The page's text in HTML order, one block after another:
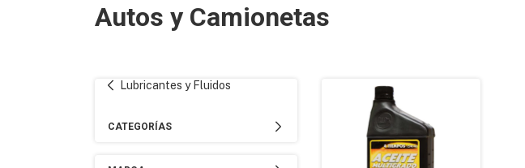
Autos y Camionetas
Lubricantes y Fluidos
CATEGORÍAS